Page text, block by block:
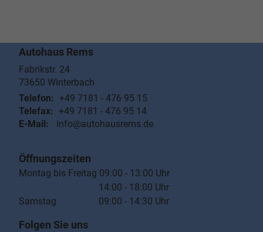
Autohaus Rems
Fabrikstr. 24
73650 Winterbach
Telefon: +49 7181 - 476 95 15
Telefax: +49 7181 - 476 95 14
E-Mail:
info@autohausrems.de
Öffnungszeiten
Montag bis Freitag 09:00 - 13:00 Uhr
14:00 - 18:00 Uhr
Samstag 09:00 - 14:30 Uhr
Folgen Sie uns